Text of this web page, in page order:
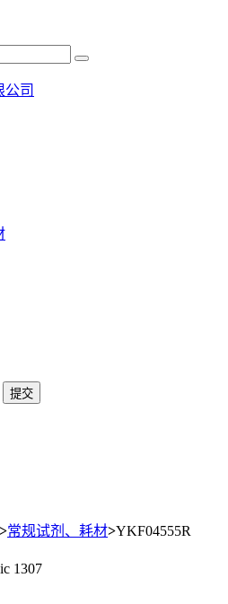
提交
>常规试剂、耗材>YKF04555R
1307